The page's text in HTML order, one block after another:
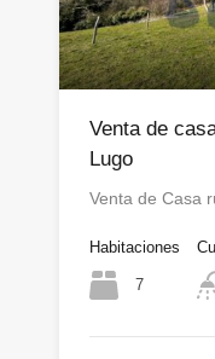
Venta de
Lugo
Venta de Casa
Habitaciones
7